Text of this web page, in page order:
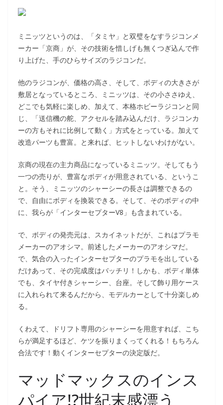
ミニッツというのは、「タミヤ」と双璧をなすラジコンメ
ーカー「京商」が、その技術を惜しげも無くつぎ込んで作
り上げた、手のひらサイズのラジコンだ。
他のラジコンが、価格の高さ、そして、ボディの大きさが
敷居となっているところ、ミニッツは、その小ささゆえ、
どこでも気軽に楽しめ、加えて、本格ホビーラジコンと同
じ、「送信機の舵、アクセルを踏み込んだけ、ラジコンカ
ーの方もそれに比例して動く」方式をとっている。加えて
改造パーツも豊富。と来れば、ヒットしないわけがない。
京商の現在の主力商品になっているミニッツ。そしてもう
一つの売りが、豊富なボディが用意されている、というこ
と。そう、ミニッツのシャーシーの長さは調整できるの
で、自由にボディを換装できる。そして、そのボディの中
に、我らが「インターセプターV8」も含まれている。
で、ボディの発売元は、スカイネットだが、これはプラモ
メーカーのアオシマ。前述したメーカーのアオシマだ。
で、気合の入ったインターセプターのプラモを出している
だけあって、その完成度はバッチリ！しかも、ボディ単体
でも、タイヤ付きシャーシー、台座。そして飾り用ケース
に入れられて来るんだから、モデルカーとして十分楽しめ
る。
くわえて、ドリフト専用のシャーシーを用意すれば、こち
らが満足するほど、ケツを振りまくってくれる！もちろん
合法です！動くインターセプターの決定版だ。
マッドマックスのインス
パイア!?世紀末感漂う